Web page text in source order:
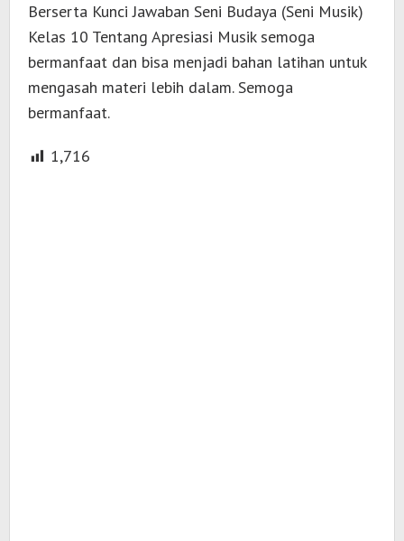
Berserta Kunci Jawaban Seni Budaya (Seni Musik)
Kelas 10 Tentang Apresiasi Musik semoga
bermanfaat dan bisa menjadi bahan latihan untuk
mengasah materi lebih dalam. Semoga
bermanfaat.
1,716